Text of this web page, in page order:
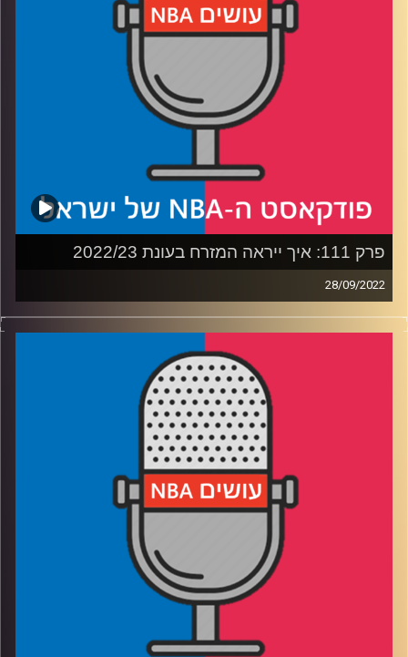
רבע 2: הטוענות לדרג שמעליהן – זו שמכוונת גבוה, זו
שקיבלה גבוה, זו שאיבדה גבוה וזו שאיבדה נמוך
שנה וזו שאצלה אף פעם לא משעמם
עידן לוצקי
פרק 111: איך ייראה המזרח בעונת 2022/23
28/09/2022
פודקאסט האן.בי.איי עם ערן סורוקה, שרון דוידוביץ', משה
דוידוביץ' ועידן לוצקי.
רבע 2: הטוענות לפלייאוף – על הקיר יטפס לו עכביש קטן או
רבע 3: הטוענות לפלייאין – האם דני יקפוץ קדימה והאם